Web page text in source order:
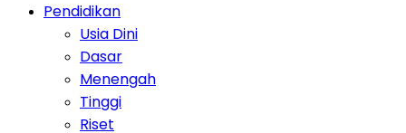
Pendidikan
Usia Dini
Dasar
Menengah
Tinggi
Riset